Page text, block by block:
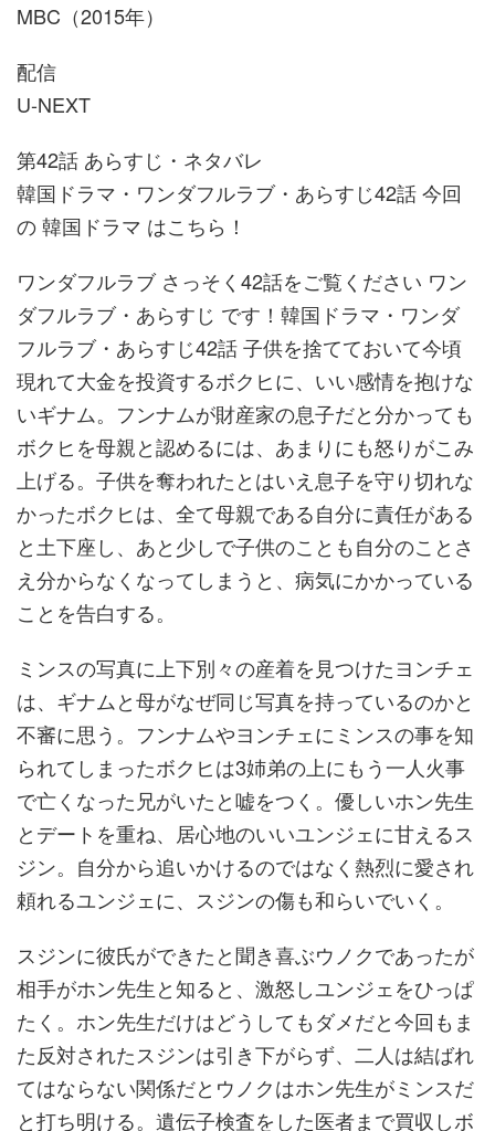
MBC（2015年）
配信
U-NEXT
第42話 あらすじ・ネタバレ
韓国ドラマ・ワンダフルラブ・あらすじ42話 今回
の 韓国ドラマ はこちら！
ワンダフルラブ さっそく42話をご覧ください ワン
ダフルラブ・あらすじ です！韓国ドラマ・ワンダ
フルラブ・あらすじ42話 子供を捨てておいて今頃
現れて大金を投資するボクヒに、いい感情を抱けな
いギナム。フンナムが財産家の息子だと分かっても
ボクヒを母親と認めるには、あまりにも怒りがこみ
上げる。子供を奪われたとはいえ息子を守り切れな
かったボクヒは、全て母親である自分に責任がある
と土下座し、あと少しで子供のことも自分のことさ
え分からなくなってしまうと、病気にかかっている
ことを告白する。
ミンスの写真に上下別々の産着を見つけたヨンチェ
は、ギナムと母がなぜ同じ写真を持っているのかと
不審に思う。フンナムやヨンチェにミンスの事を知
られてしまったボクヒは3姉弟の上にもう一人火事
で亡くなった兄がいたと嘘をつく。優しいホン先生
とデートを重ね、居心地のいいユンジェに甘えるス
ジン。自分から追いかけるのではなく熱烈に愛され
頼れるユンジェに、スジンの傷も和らいでいく。
スジンに彼氏ができたと聞き喜ぶウノクであったが
相手がホン先生と知ると、激怒しユンジェをひっぱ
たく。ホン先生だけはどうしてもダメだと今回もま
た反対されたスジンは引き下がらず、二人は結ばれ
てはならない関係だとウノクはホン先生がミンスだ
と打ち明ける。遺伝子検査をした医者まで買収しボ